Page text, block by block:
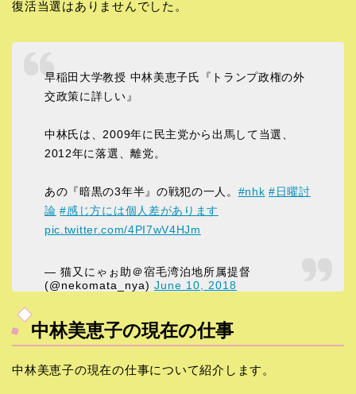
復活当選はありませんでした。
早稲田大学教授 中林美恵子氏『トランプ政権の外
交政策に詳しい』
中林氏は、2009年に民主党から出馬して当選、
2012年に落選、離党。
あの『暗黒の3年半』の戦犯の一人。 #nhk #日曜討
論 #感じ方には個人差があります
pic.twitter.com/4PI7wV4HJm
— 猫又にゃぉ助＠宿毛湾泊地所属提督
(@nekomata_nya)June 10, 2018
中林美恵子の現在の仕事
中林美恵子の現在の仕事について紹介します。